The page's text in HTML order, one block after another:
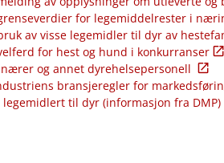
for legemiddelrester i
av visse legemidler til dyr av
for hest og hund i konkurranser
og annet dyrehelsepersonell
bransjeregler for
legemidlert til dyr (informasjon fra DMP)